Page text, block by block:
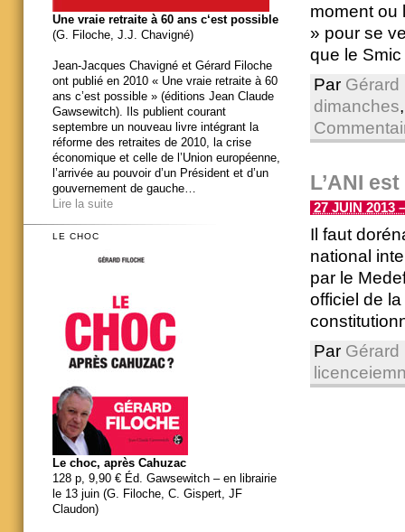
moment ou
» pour se
que le
Par Gérard
dimanches
L’ANI
27 JUIN 2013
Il faut
national
par le
officiel de
Par Gérard
Une vraie retraite à 60 ans c‘est possible
(G. Filoche, J.J. Chavigné)
Jean-Jacques Chavigné et Gérard Filoche
ont publié en 2010 « Une vraie retraite à 60
ans c’est possible » (éditions Jean Claude
Gawsewitch). Ils publient courant
septembre un nouveau livre intégrant la
réforme des retraites de 2010, la crise
économique et celle de l’Union européenne,
l’arrivée au pouvoir d’un Président et d’un
gouvernement de gauche…
Lire la suite
LE CHOC
Le choc, après Cahuzac
128 p, 9,90 € Éd. Gawsewitch – en librairie
le 13 juin (G. Filoche, C. Gispert, JF
Claudon)